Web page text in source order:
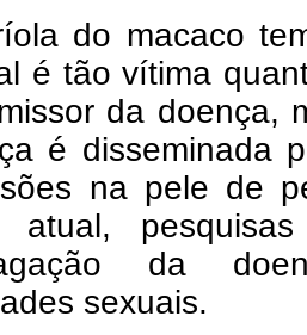
do macaco
é tão vítima
da doença,
é disseminada
na pele de
atual,
da
sexuais.